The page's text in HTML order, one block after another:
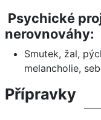
Psychické
nerovnováhy:
Smutek, žal,
melancholie,
Přípravky